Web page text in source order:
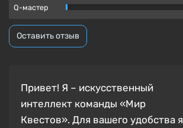
Q-мастер
Оставить отзыв
Привет! Я – искусственный
интеллект команды «Мир
Квестов». Для вашего удобства я